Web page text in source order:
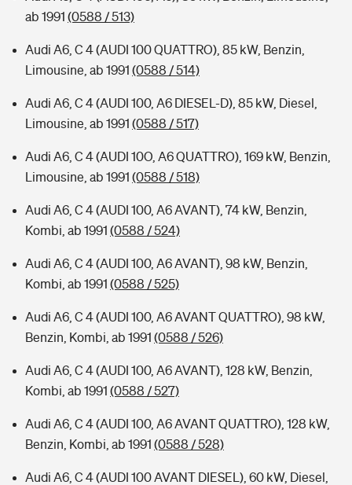
ab 1991 (0588 / 513)
Audi A6, C 4 (AUDI 100 QUATTRO), 85 kW, Benzin,
Limousine, ab 1991 (0588 / 514)
Audi A6, C 4 (AUDI 100, A6 DIESEL-D), 85 kW, Diesel,
Limousine, ab 1991 (0588 / 517)
Audi A6, C 4 (AUDI 10O, A6 QUATTRO), 169 kW, Benzin,
Limousine, ab 1991 (0588 / 518)
Audi A6, C 4 (AUDI 100, A6 AVANT), 74 kW, Benzin,
Kombi, ab 1991 (0588 / 524)
Audi A6, C 4 (AUDI 100, A6 AVANT), 98 kW, Benzin,
Kombi, ab 1991 (0588 / 525)
Audi A6, C 4 (AUDI 100, A6 AVANT QUATTRO), 98 kW,
Benzin, Kombi, ab 1991 (0588 / 526)
Audi A6, C 4 (AUDI 100, A6 AVANT), 128 kW, Benzin,
Kombi, ab 1991 (0588 / 527)
Audi A6, C 4 (AUDI 100, A6 AVANT QUATTRO), 128 kW,
Benzin, Kombi, ab 1991 (0588 / 528)
Audi A6, C 4 (AUDI 100 AVANT DIESEL), 60 kW, Diesel,